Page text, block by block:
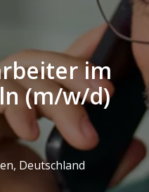
im
(m/w/d)
, Deutschland